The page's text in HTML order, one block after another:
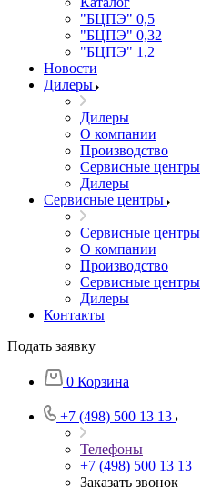
"БЦПЭ" 0,5
"БЦПЭ" 0,32
"БЦПЭ" 1,2
Новости
Дилеры
Дилеры
О компании
Производство
Сервисные центры
Дилеры
Сервисные центры
Сервисные центры
О компании
Производство
Сервисные центры
Дилеры
Контакты
Подать заявку
0 Корзина
+7 (498) 500 13 13
Телефоны
+7 (498) 500 13 13
Заказать звонок